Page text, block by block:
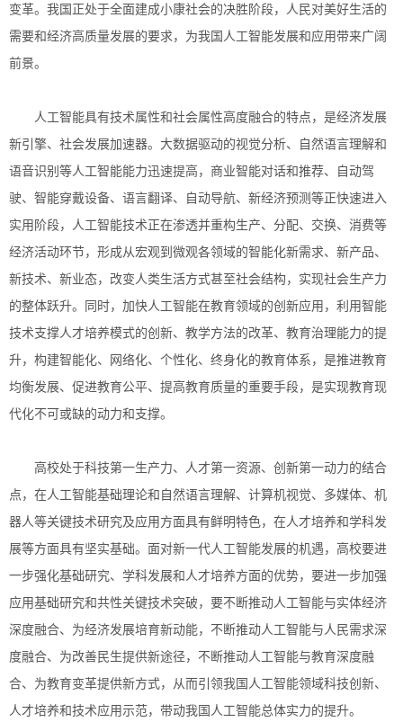
变革。我国正处于全面建成小康社会的决胜阶段，人民对美好生活的
需要和经济高质量发展的要求，为我国人工智能发展和应用带来广阔
前景。
人工智能具有技术属性和社会属性高度融合的特点，是经济发展
新引擎、社会发展加速器。大数据驱动的视觉分析、自然语言理解和
语音识别等人工智能能力迅速提高，商业智能对话和推荐、自动驾
驶、智能穿戴设备、语言翻译、自动导航、新经济预测等正快速进入
实用阶段，人工智能技术正在渗透并重构生产、分配、交换、消费等
经济活动环节，形成从宏观到微观各领域的智能化新需求、新产品、
新技术、新业态，改变人类生活方式甚至社会结构，实现社会生产力
的整体跃升。同时，加快人工智能在教育领域的创新应用，利用智能
技术支撑人才培养模式的创新、教学方法的改革、教育治理能力的提
升，构建智能化、网络化、个性化、终身化的教育体系，是推进教育
均衡发展、促进教育公平、提高教育质量的重要手段，是实现教育现
代化不可或缺的动力和支撑。
高校处于科技第一生产力、人才第一资源、创新第一动力的结合
点，在人工智能基础理论和自然语言理解、计算机视觉、多媒体、机
器人等关键技术研究及应用方面具有鲜明特色，在人才培养和学科发
展等方面具有坚实基础。面对新一代人工智能发展的机遇，高校要进
一步强化基础研究、学科发展和人才培养方面的优势，要进一步加强
应用基础研究和共性关键技术突破，要不断推动人工智能与实体经济
深度融合、为经济发展培育新动能，不断推动人工智能与人民需求深
度融合、为改善民生提供新途径，不断推动人工智能与教育深度融
合、为教育变革提供新方式，从而引领我国人工智能领域科技创新、
人才培养和技术应用示范，带动我国人工智能总体实力的提升。